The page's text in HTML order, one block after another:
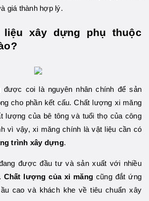
giá thành hợp lý.
liệu xây dựng phụ thuộc
được coi là nguyên nhân chính để sản
cho phần kết cấu. Chất lượng xi măng
lượng của bê tông và tuổi thọ của công
vì vậy, xi măng chính là vật liệu cần có
trình xây dựng.
được đầu tư và sản xuất với nhiều
Chất lượng của xi măng cũng đắt ứng
cao và khách khe về tiêu chuẩn xây